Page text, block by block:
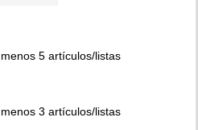
5 artículos/listas
3 artículos/listas